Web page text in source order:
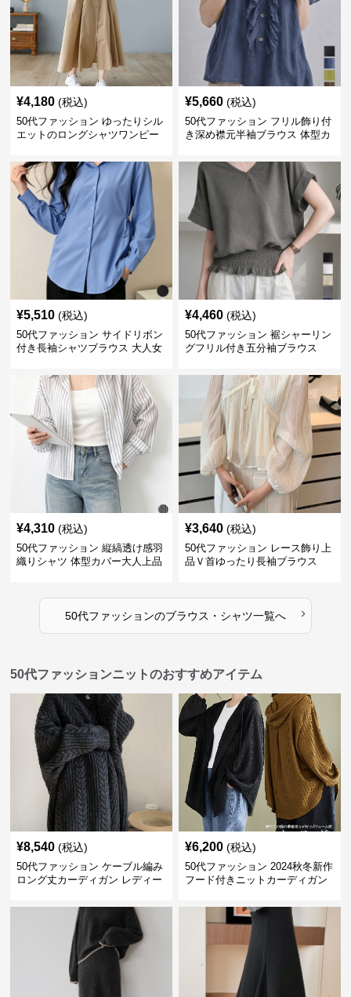
¥4,180 (税込)
50代ファッション ゆったりシル
エットのロングシャツワンピー
¥5,660 (税込)
50代ファッション フリル飾り付
き深め襟元半袖ブラウス 体型カ
¥5,510 (税込)
50代ファッション サイドリボン
付き長袖シャツブラウス 大人女
¥4,460 (税込)
50代ファッション 裾シャーリン
グフリル付き五分袖ブラウス
¥4,310 (税込)
50代ファッション 縦縞透け感羽
織りシャツ 体型カバー大人上品
¥3,640 (税込)
50代ファッション レース飾り上
品Ｖ首ゆったり長袖ブラウス
50代ファッションのブラウス・シャツ一覧へ ›
50代ファッションニットのおすすめアイテム
¥8,540 (税込)
50代ファッション ケーブル編み
ロング丈カーディガン レディー
¥6,200 (税込)
50代ファッション 2024秋冬新作
フード付きニットカーディガン